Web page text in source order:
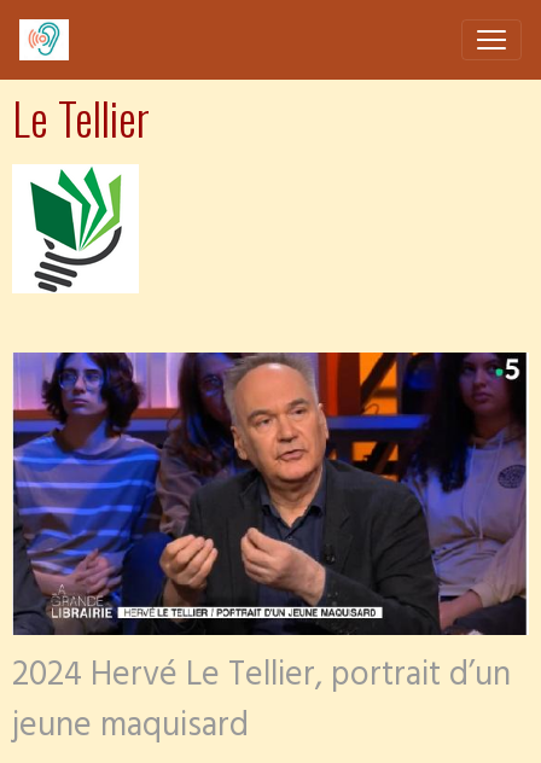
Le Tellier
2024 Hervé Le Tellier, portrait d’un
jeune maquisard